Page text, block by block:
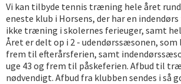
Vi kan tilbyde tennis træning hele året
eneste klub i Horsens, der har en
ikke træning i skolernes ferieuger, samt
Året er delt op i 2 - udendørssæsonen,
frem til efterårsferien, samt
uge 43 og frem til påskeferien. Afbud til
nødvendigt. Afbud fra klubben sendes i så